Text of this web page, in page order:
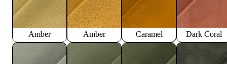
Amber Amber Caramel Dark Coral